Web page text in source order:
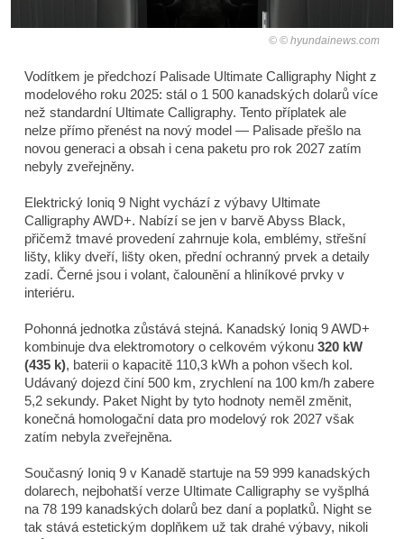
© hyundainews.com
Vodítkem je předchozí Palisade Ultimate Calligraphy Night z
modelového roku 2025: stál o 1 500 kanadských dolarů více
než standardní Ultimate Calligraphy. Tento příplatek ale
nelze přímo přenést na nový model — Palisade přešlo na
novou generaci a obsah i cena paketu pro rok 2027 zatím
nebyly zveřejněny.
Elektrický Ioniq 9 Night vychází z výbavy Ultimate
Calligraphy AWD+. Nabízí se jen v barvě Abyss Black,
přičemž tmavé provedení zahrnuje kola, emblémy, střešní
lišty, kliky dveří, lišty oken, přední ochranný prvek a detaily
zadí. Černé jsou i volant, čalounění a hliníkové prvky v
interiéru.
Pohonná jednotka zůstává stejná. Kanadský Ioniq 9 AWD+
kombinuje dva elektromotory o celkovém výkonu 320 kW
(435 k), baterii o kapacitě 110,3 kWh a pohon všech kol.
Udávaný dojezd činí 500 km, zrychlení na 100 km/h zabere
5,2 sekundy. Paket Night by tyto hodnoty neměl změnit,
konečná homologační data pro modelový rok 2027 však
zatím nebyla zveřejněna.
Současný Ioniq 9 v Kanadě startuje na 59 999 kanadských
dolarech, nejbohatší verze Ultimate Calligraphy se vyšplhá
na 78 199 kanadských dolarů bez daní a poplatků. Night se
tak stává estetickým doplňkem už tak drahé výbavy, nikoli